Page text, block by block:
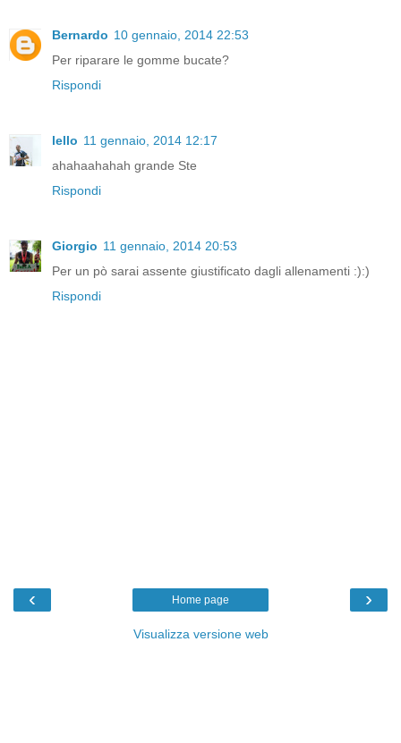
Bernardo 10 gennaio, 2014 22:53
Per riparare le gomme bucate?
Rispondi
lello 11 gennaio, 2014 12:17
ahahaahahah grande Ste
Rispondi
Giorgio 11 gennaio, 2014 20:53
Per un pò sarai assente giustificato dagli allenamenti :):)
Rispondi
‹ ›
Home page
Visualizza versione web